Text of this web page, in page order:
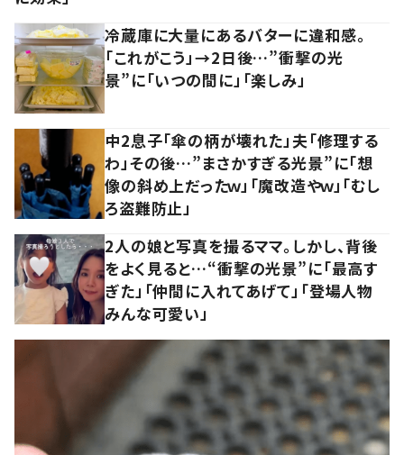
冷蔵庫に大量にあるバターに違和感。
「これがこう」→2日後…”衝撃の光
景”に「いつの間に」「楽しみ」
中2息子「傘の柄が壊れた」夫「修理する
わ」その後…”まさかすぎる光景”に「想
像の斜め上だったｗ」「魔改造やｗ」「むし
ろ盗難防止」
2人の娘と写真を撮るママ。しかし、背後
をよく見ると…“衝撃の光景”に「最高す
ぎた」「仲間に入れてあげて」「登場人物
みんな可愛い」